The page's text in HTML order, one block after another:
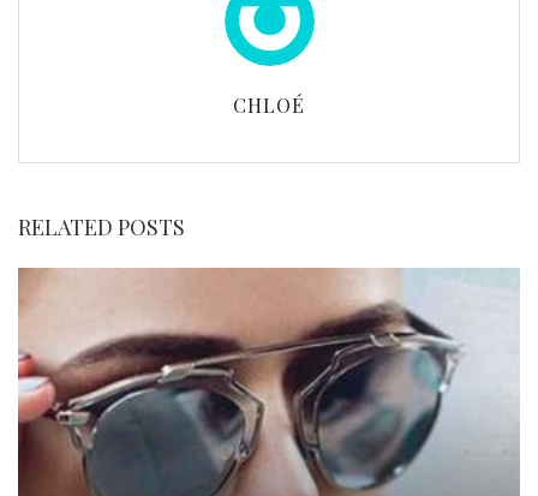
CHLOÉ
RELATED POSTS